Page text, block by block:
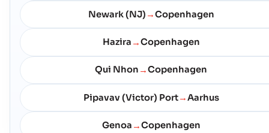
Skagen
ท าเร อ
Skagen (DKSKA), Denmark, Europe
รหัสพอร์ต :
Skive (DK)
Skive (DK), Denmark, Europe
Newark (NJ) →Copenhagen
Hazira →Copenhagen
Qui Nhon →Copenhagen
Pipavav (Victor) Port→Aarhus
Genoa →Copenhagen